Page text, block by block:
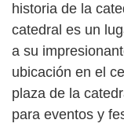
historia de la
catedral es un
a su
ubicación en el
plaza de la
para eventos y